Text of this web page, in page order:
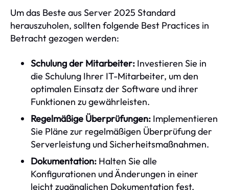
Um das Beste aus Server 2025 Standard
herauszuholen, sollten folgende Best Practices in
Betracht gezogen werden:
Schulung der Mitarbeiter: Investieren Sie in
die Schulung Ihrer IT-Mitarbeiter, um den
optimalen Einsatz der Software und ihrer
Funktionen zu gewährleisten.
Regelmäßige Überprüfungen: Implementieren
Sie Pläne zur regelmäßigen Überprüfung der
Serverleistung und Sicherheitsmaßnahmen.
Dokumentation: Halten Sie alle
Konfigurationen und Änderungen in einer
leicht zugänglichen Dokumentation fest.